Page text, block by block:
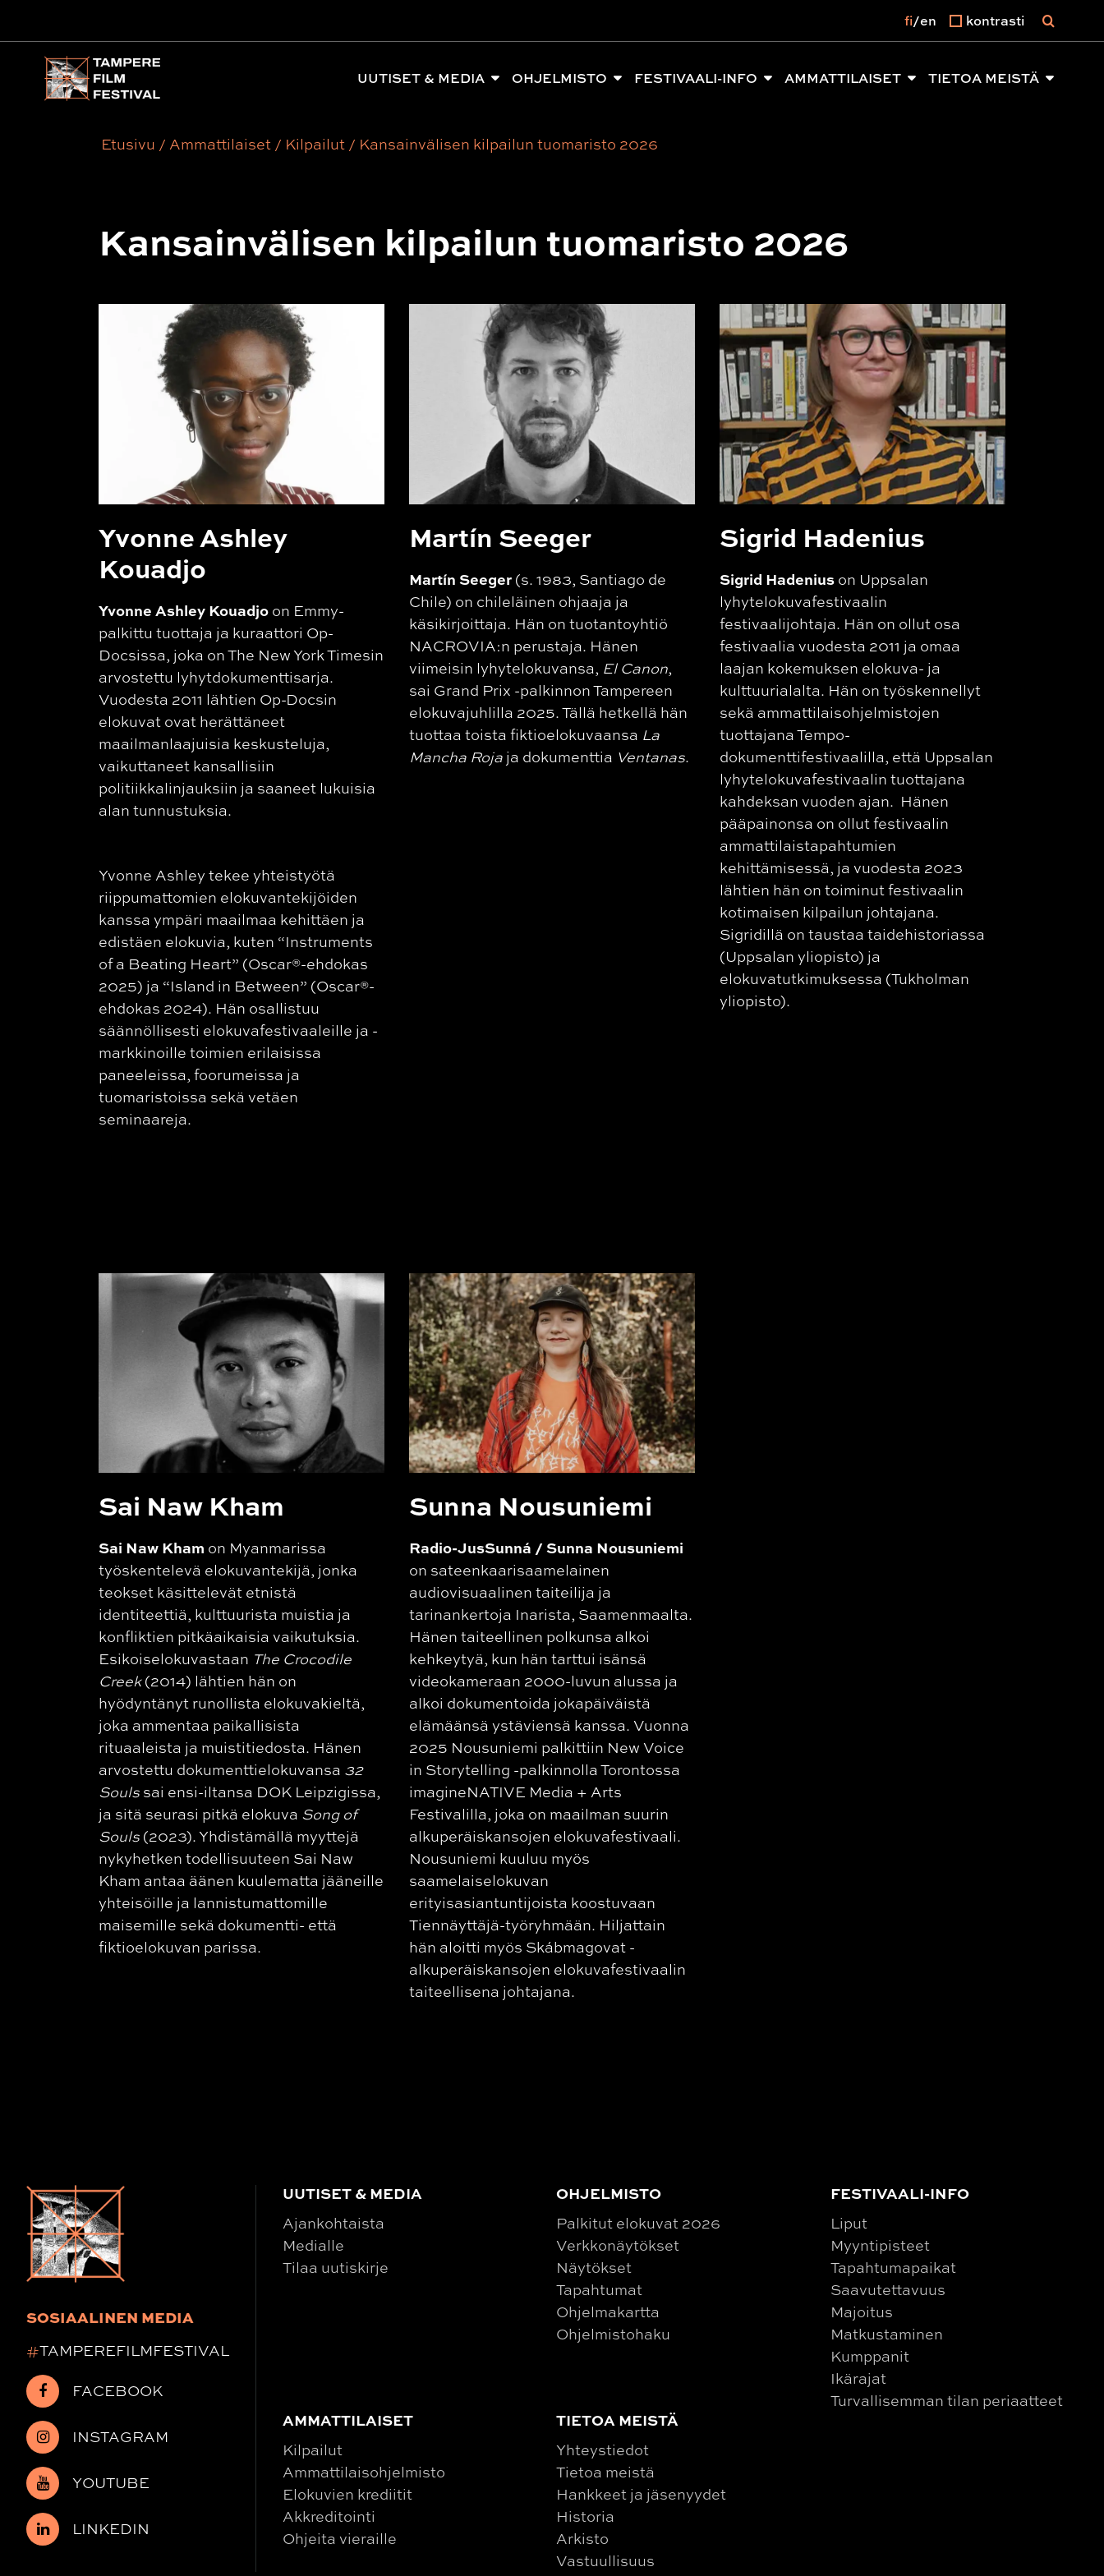
Päävalikko UUTISET & MEDIA OHJELMISTO FESTIVAALI-INFO AMMATTILAISET TIETOA MEISTÄ
fi en kontrasti
Etusivu / Ammattilaiset/ Kilpailut/ Kansainvälisen kilpailun tuomaristo 2026
Kansainvälisen kilpailun tuomaristo 2026
Yvonne Ashley
Kouadjo
Yvonne Ashley Kouadjo on Emmy-
palkittu tuottaja ja kuraattori Op-
Docsissa, joka on The New York Timesin
arvostettu lyhytdokumenttisarja.
Vuodesta 2011 lähtien Op-Docsin
elokuvat ovat herättäneet
maailmanlaajuisia keskusteluja,
vaikuttaneet kansallisiin
politiikkalinjauksiin ja saaneet lukuisia
alan tunnustuksia.
Yvonne Ashley tekee yhteistyötä
riippumattomien elokuvantekijöiden
kanssa ympäri maailmaa kehittäen ja
edistäen elokuvia, kuten “Instruments
of a Beating Heart” (Oscar®-ehdokas
2025) ja “Island in Between” (Oscar®-
ehdokas 2024). Hän osallistuu
säännöllisesti elokuvafestivaaleille ja -
markkinoille toimien erilaisissa
paneeleissa, foorumeissa ja
tuomaristoissa sekä vetäen
seminaareja.
Martín Seeger
Martín Seeger (s. 1983, Santiago de
Chile) on chileläinen ohjaaja ja
käsikirjoittaja. Hän on tuotantoyhtiö
NACROVIA:n perustaja. Hänen
viimeisin lyhytelokuvansa, El Canon,
sai Grand Prix -palkinnon Tampereen
elokuvajuhlilla 2025. Tällä hetkellä hän
tuottaa toista fiktioelokuvaansa La
Mancha Roja ja dokumenttia Ventanas.
Sigrid Hadenius
Sigrid Hadenius on Uppsalan
lyhytelokuvafestivaalin
festivaalijohtaja. Hän on ollut osa
festivaalia vuodesta 2011 ja omaa
laajan kokemuksen elokuva- ja
kulttuurialalta. Hän on työskennellyt
sekä ammattilaisohjelmistojen
tuottajana Tempo-
dokumenttifestivaalilla, että Uppsalan
lyhytelokuvafestivaalin tuottajana
kahdeksan vuoden ajan. Hänen
pääpainonsa on ollut festivaalin
ammattilaistapahtumien
kehittämisessä, ja vuodesta 2023
lähtien hän on toiminut festivaalin
kotimaisen kilpailun johtajana.
Sigridillä on taustaa taidehistoriassa
(Uppsalan yliopisto) ja
elokuvatutkimuksessa (Tukholman
yliopisto).
Sai Naw Kham
Sai Naw Kham on Myanmarissa
työskentelevä elokuvantekijä, jonka
teokset käsittelevät etnistä
identiteettiä, kulttuurista muistia ja
konfliktien pitkäaikaisia vaikutuksia.
Esikoiselokuvastaan The Crocodile
Creek(2014) lähtien hän on
hyödyntänyt runollista elokuvakieltä,
joka ammentaa paikallisista
rituaaleista ja muistitiedosta. Hänen
arvostettu dokumenttielokuvansa 32
Souls sai ensi-iltansa DOK Leipzigissa,
ja sitä seurasi pitkä elokuva Song of
Souls (2023). Yhdistämällä myyttejä
nykyhetken todellisuuteen Sai Naw
Kham antaa äänen kuulematta jääneille
yhteisöille ja lannistumattomille
maisemille sekä dokumentti- että
fiktioelokuvan parissa.
Sunna Nousuniemi
Radio-JusSunná / Sunna Nousuniemi
on sateenkaarisaamelainen
audiovisuaalinen taiteilija ja
tarinankertoja Inarista, Saamenmaalta.
Hänen taiteellinen polkunsa alkoi
kehkeytyä, kun hän tarttui isänsä
videokameraan 2000-luvun alussa ja
alkoi dokumentoida jokapäiväistä
elämäänsä ystäviensä kanssa. Vuonna
2025 Nousuniemi palkittiin New Voice
in Storytelling -palkinnolla Torontossa
imagineNATIVE Media + Arts
Festivalilla, joka on maailman suurin
alkuperäiskansojen elokuvafestivaali.
Nousuniemi kuuluu myös
saamelaiselokuvan
erityisasiantuntijoista koostuvaan
Tiennäyttäjä-työryhmään. Hiljattain
hän aloitti myös Skábmagovat -
alkuperäiskansojen elokuvafestivaalin
taiteellisena johtajana.
SOSIAALINEN MEDIA
#TAMPEREFILMFESTIVAL
FACEBOOK
INSTAGRAM
YOUTUBE
LINKEDIN
UUTISET & MEDIA
Ajankohtaista
Medialle
Tilaa uutiskirje
OHJELMISTO
Palkitut elokuvat 2026
Verkkonäytökset
Näytökset
Tapahtumat
Ohjelmakartta
Ohjelmistohaku
FESTIVAALI-INFO
Liput
Myyntipisteet
Tapahtumapaikat
Saavutettavuus
Majoitus
Matkustaminen
Kumppanit
Ikärajat
Turvallisemman tilan periaatteet
AMMATTILAISET
Kilpailut
Ammattilaisohjelmisto
Elokuvien krediitit
Akkreditointi
Ohjeita vieraille
TIETOA MEISTÄ
Yhteystiedot
Tietoa meistä
Hankkeet ja jäsenyydet
Historia
Arkisto
Vastuullisuus